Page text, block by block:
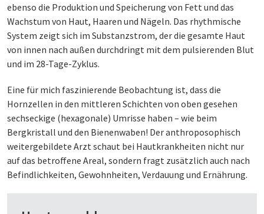
ebenso die Produktion und Speicherung von Fett und das
Wachstum von Haut, Haaren und Nägeln. Das rhythmische
System zeigt sich im Substanzstrom, der die gesamte Haut
von innen nach außen durchdringt mit dem pulsierenden Blut
und im 28-Tage-Zyklus.
Eine für mich faszinierende Beobachtung ist, dass die
Hornzellen in den mittleren Schichten von oben gesehen
sechseckige (hexagonale) Umrisse haben – wie beim
Bergkristall und den Bienenwaben! Der anthroposophisch
weitergebildete Arzt schaut bei Hautkrankheiten nicht nur
auf das betroffene Areal, sondern fragt zusätzlich auch nach
Befindlichkeiten, Gewohnheiten, Verdauung und Ernährung.